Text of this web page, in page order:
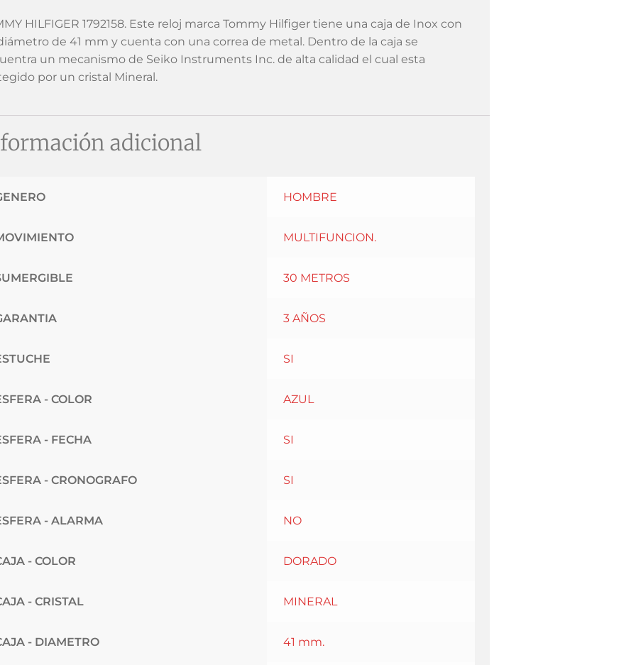
HILFIGER 1792158. Este reloj marca Tommy Hilfiger tiene una caja de Inox con
de 41 mm y cuenta con una correa de metal. Dentro de la caja se
un mecanismo de Seiko Instruments Inc. de alta calidad el cual esta
por un cristal Mineral.
adicional
HOMBRE
MULTIFUNCION.
30 METROS
3 AÑOS
SI
- COLOR AZUL
- FECHA SI
- CRONOGRAFO SI
- ALARMA NO
- COLOR DORADO
- CRISTAL MINERAL
- DIAMETRO 41 mm.